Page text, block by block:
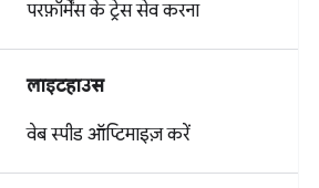
परफ़ॉर्मेंस के ट्रेस सेव करना
लाइटहाउस
वेब स्पीड ऑप्टिमाइज़ करें